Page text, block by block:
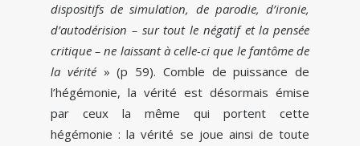
dispositifs de simulation, de parodie, d’ironie,
d’autodérision – sur tout le négatif et la pensée
critique – ne laissant à celle-ci que le fantôme de
la vérité» (p 59). Comble de puissance de
l’hégémonie, la vérité est désormais émise
par ceux la même qui portent cette
hégémonie : la vérité se joue ainsi de toute